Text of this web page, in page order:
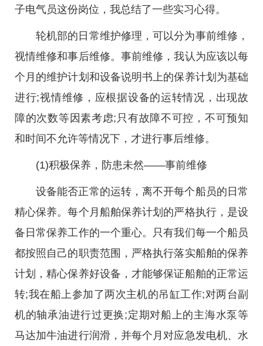
子电气员这份岗位，我总结了一些实习心得。
轮机部的日常维护修理，可以分为事前维修，
视情维修和事后维修。事前维修，我认为应该以每
个月的维护计划和设备说明书上的保养计划为基础
进行;视情维修，应根据设备的运转情况，出现故
障的次数等因素考虑;只有故障不可控，不可预知
和时间不允许等情况下，才进行事后维修。
(1)积极保养，防患未然——事前维修
设备能否正常的运转，离不开每个船员的日常
精心保养。每个月船舶保养计划的严格执行，是设
备日常保养工作的一个重心。只有我们每一个船员
都按照自己的职责范围，严格执行落实船舶的保养
计划，精心保养好设备，才能够保证船舶的正常运
转;我在船上参加了两次主机的吊缸工作;对两台副
机的轴承油进行过更换;定期对船上的主海水泵等
马达加牛油进行润滑，并每个月对应急发电机、水